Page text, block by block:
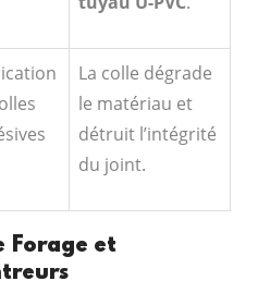
La colle dégrade
le matériau et
détruit l’intégrité
du joint.
Forage et